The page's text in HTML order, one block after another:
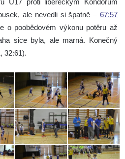
U17 proti libereckým Kondorům
ale nevedli si špatně – 67:57
o poobědovém výkonu potěru až
sice byla, ale marná. Konečný
32:61).